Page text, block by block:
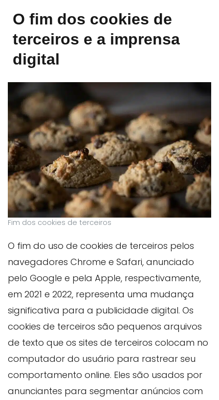
O fim dos cookies de
terceiros e a imprensa
digital
Fim dos cookies de terceiros
O fim do uso de cookies de terceiros pelos
navegadores Chrome e Safari, anunciado
pelo Google e pela Apple, respectivamente,
em 2021 e 2022, representa uma mudança
significativa para a publicidade digital. Os
cookies de terceiros são pequenos arquivos
de texto que os sites de terceiros colocam no
computador do usuário para rastrear seu
comportamento online. Eles são usados ​​por
anunciantes para segmentar anúncios com